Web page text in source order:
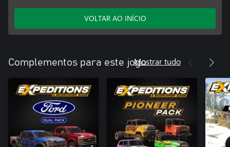
VOLTAR AO INÍCIO
Complementos para este jogoMostrar tudo